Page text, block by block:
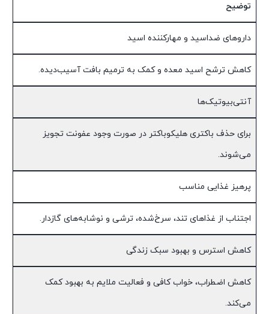
توضیح
داروهای ضداسید و مهارکننده اسید
کاهش ترشح اسید معده و کمک به ترمیم بافت آسیب‌دیده.
آنتی‌بیوتیک‌ها
برای حذف باکتری هلیکوباکتر در صورت وجود عفونت تجویز
می‌شوند.
پرهیز غذایی مناسب
اجتناب از غذاهای تند، سرخ‌شده، ترشی و نوشابه‌های گازدار.
کاهش استرس و بهبود سبک زندگی
کاهش اضطراب، خواب کافی و فعالیت ملایم به بهبود کمک
می‌کند.